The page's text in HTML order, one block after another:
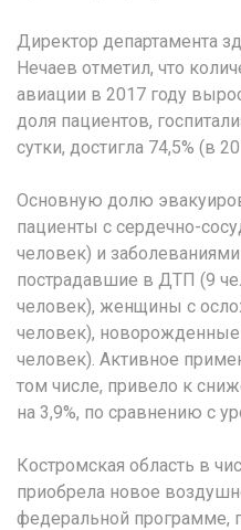
Директор департамента
Нечаев отметил, что
авиации в 2017 году
доля пациентов,
сутки, достигла 74,5% (в
Основную долю
пациенты с сердечно-
человек) и
пострадавшие в ДТП (9
человек), женщины с
человек), новорожденные
человек). Активное
том числе, привело к
на 3,9%, по сравнению с
Костромская область в
приобрела новое
федеральной программе,